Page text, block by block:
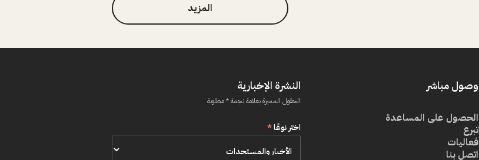
المزيد
وصول مباشر
الحصول على المساعدة
تبرع
فعاليات
اتصل بنا
النشرة الإخبارية
الحقول المميزة بعلامة نجمة * مطلوبة
اختر نوعًا*